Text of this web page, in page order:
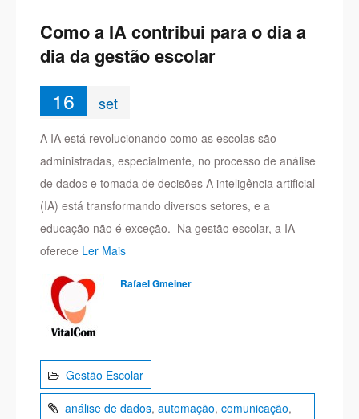
Como a IA contribui para o dia a
dia da gestão escolar
16 set
A IA está revolucionando como as escolas são
administradas, especialmente, no processo de análise
de dados e tomada de decisões A inteligência artificial
(IA) está transformando diversos setores, e a
educação não é exceção. Na gestão escolar, a IA
oferece Ler Mais
Rafael Gmeiner
Gestão Escolar
análise de dados,automação,comunicação,